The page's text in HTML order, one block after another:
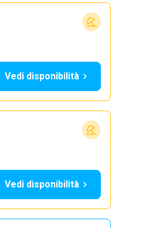
Vedi disponibilità
Vedi disponibilità